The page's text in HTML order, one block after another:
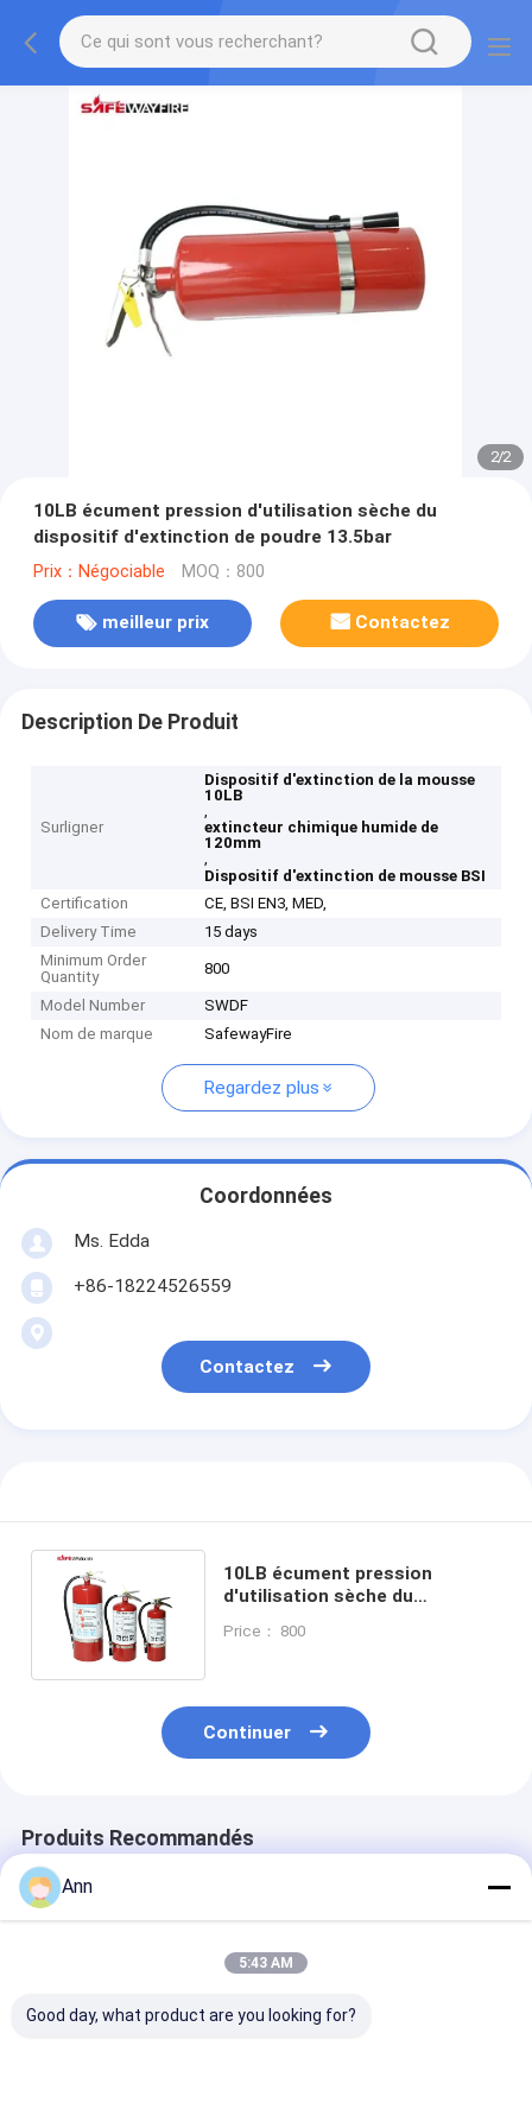
2/2
10LB écument pression d'utilisation sèche du
dispositif d'extinction de poudre 13.5bar
Prix：Négociable MOQ：800
meilleur prix Contactez
Description De Produit
Surligner
Dispositif d'extinction de la mousse
10LB
,
extincteur chimique humide de
120mm
,
Dispositif d'extinction de mousse BSI
Certification
CE, BSI EN3, MED,
Delivery Time
15 days
Minimum Order
Quantity
800
Model Number
SWDF
Nom de marque
SafewayFire
Regardez plus
Coordonnées
Ms. Edda
+86-18224526559
Contactez
10LB écument pression
d'utilisation sèche du
poudre 13.5bar
Price： 800
Continuer
Produits Recommandés
Ann
5:43 AM
Good day, what product are you looking for?